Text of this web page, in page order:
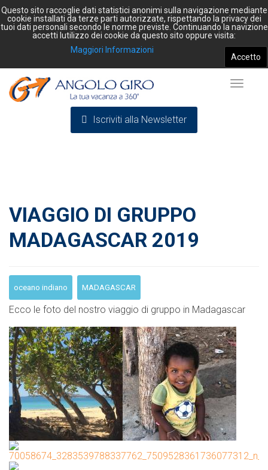
Questo sito raccoglie dati statistici anonimi sulla navigazione mediante
cookie installati da terze parti autorizzate, rispettando la privacy dei
tuoi dati personali secondo le norme previste. Continuando la navizione
accetti lutilizzo dei cookie da questo sito oppure visita:
Maggiori Informazioni
Accetto
Iscriviti alla Newsletter
VIAGGIO DI GRUPPO
MADAGASCAR 2019
oceano indiano MADAGASCAR
Ecco le foto del nostro viaggio di gruppo in Madagascar